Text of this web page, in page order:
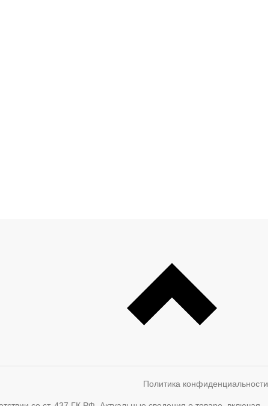
Политика конфиденциальности